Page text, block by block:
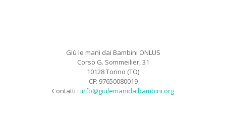
Giù le mani dai Bambini ONLUS
Corso G. Sommeilier, 31
10128 Torino (TO)
CF: 97650080019
Contatti : info@giulemanidaibambini.org